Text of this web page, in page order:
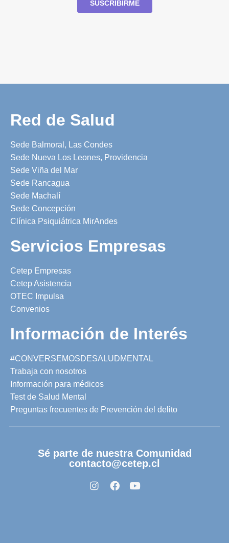
Red de Salud
Sede Balmoral, Las Condes
Sede Nueva Los Leones, Providencia
Sede Viña del Mar
Sede Rancagua
Sede Machalí
Sede Concepción
Clínica Psiquiátrica MirAndes
Servicios Empresas
Cetep Empresas
Cetep Asistencia
OTEC Impulsa
Convenios
Información de Interés
#CONVERSEMOSDESALUDMENTAL
Trabaja con nosotros
Información para médicos
Test de Salud Mental
Preguntas frecuentes de Prevención del delito
Sé parte de nuestra Comunidad
contacto@cetep.cl